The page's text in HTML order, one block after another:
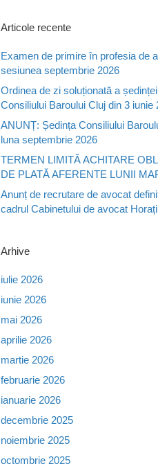
Articole recente
Examen de primire în profesia de
sesiunea septembrie 2026
Ordinea de zi soluționată a ședinței
Consiliului Baroului Cluj din 3 iunie
ANUNȚ: Ședința Consiliului
luna septembrie 2026
TERMEN LIMITĂ ACHITARE
DE PLATĂ AFERENTE LUNII
Anunț de recrutare de avocat
cadrul Cabinetului de avocat
Arhive
iulie 2026
iunie 2026
mai 2026
aprilie 2026
martie 2026
februarie 2026
ianuarie 2026
decembrie 2025
noiembrie 2025
octombrie 2025